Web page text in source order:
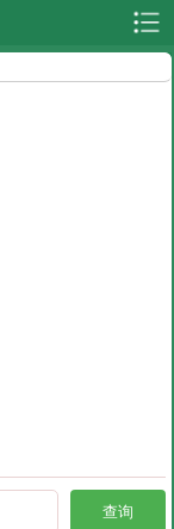
查询